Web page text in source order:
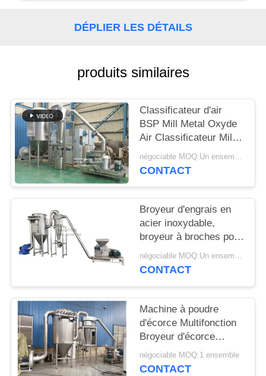
NOUVELLES
PLAN
DU
SITE
PRIVACY
POLICY
DÉPLIER LES DÉTAILS
produits similaires
Classificateur d'air
BSP Mill Metal Oxyde
Air Classificateur Mill
Mill Metal Oxyde ACM
GGRINder de
négociable MOQ:Un ensemble
CONTACT
Broyeur d'engrais en
acier inoxydable,
broyeur à broches pour
urée, avec CE
négociable MOQ:Un ensemble
CONTACT
Machine à poudre
d'écorce Multifonction
Broyeur d'écorce
d'Albizia
négociable MOQ:1 ensemble
CONTACT